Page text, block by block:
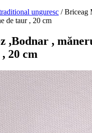
unguresc / Briceag
de taur , 20 cm
,Bodnar ,
20 cm